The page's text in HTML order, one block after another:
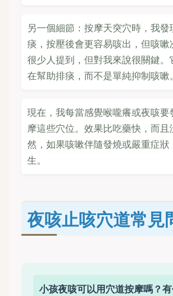
另一個細節：按摩天突穴時，我
痰，按壓後會更容易咳出，但咳
很少人提到，但對我來說很關鍵
在幫助排痰，而不是單純抑制咳嗽。
現在，我每當感覺喉嚨癢或夜咳
摩這些穴位。效果比吃藥快，而且
然，如果咳嗽伴隨發燒或嚴重症狀
生。
夜咳止咳穴道常見
小孩夜咳可以用穴道按摩嗎？